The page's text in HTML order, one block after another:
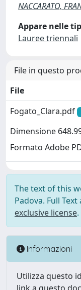
NACCARATO,
Appare nelle
Lauree triennali
File in questo
File
Fogato_Clara.pdf
Dimensione
Formato Adobe
The text of this
Padova. Full
exclusive license
Informazioni
Utilizza questo